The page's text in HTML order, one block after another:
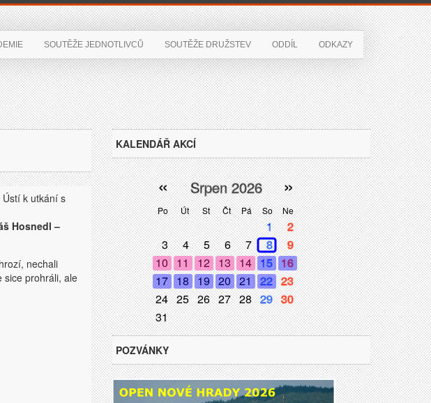
SOUTĚŽE JEDNOTLIVCŮ SOUTĚŽE DRUŽSTEV ODDÍL ODKAZY
k utkání s
Hosnedl –
nechali
sice prohráli, ale
KALENDÁŘ AKCÍ
Po Út St Čt Pá So Ne
« »
Srpen 2026
1
2
3
4 5 6 7 8
9
10 11 12 13 14 15 16
17 18 19 20 21 22 23
24 25 26 27 28 29 30
31
POZVÁNKY